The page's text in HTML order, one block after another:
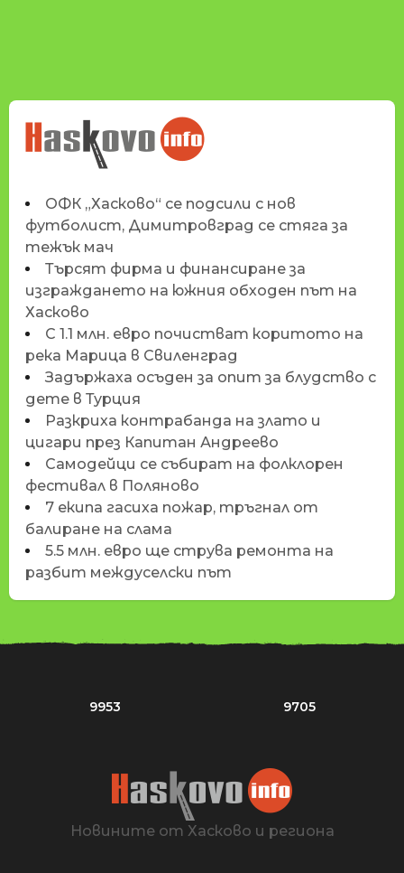
НОВИНИТЕ НА
HASKOVO.INFO
ОФК „Хасково“ се подсили с нов
футболист, Димитровград се стяга за
тежък мач
Търсят фирма и финансиране за
изграждането на южния обходен път на
Хасково
С 1.1 млн. евро почистват коритото на
река Марица в Свиленград
Задържаха осъден за опит за блудство с
дете в Турция
Разкриха контрабанда на злато и
цигари през Капитан Андреево
Самодейци се събират на фолклорен
фестивал в Поляново
7 екипа гасиха пожар, тръгнал от
балиране на слама
5.5 млн. евро ще струва ремонта на
разбит междуселски път
9953 9705
Новините от Хасково и региона